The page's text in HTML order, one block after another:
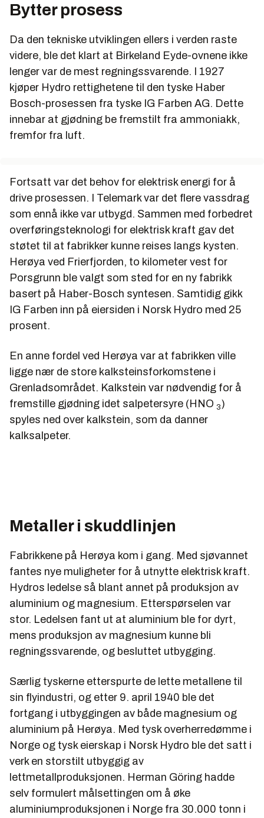
Bytter prosess
Da den tekniske utviklingen ellers i verden raste
videre, ble det klart at Birkeland Eyde-ovnene ikke
lenger var de mest regningssvarende. I 1927
kjøper Hydro rettighetene til den tyske Haber
Bosch-prosessen fra tyske IG Farben AG. Dette
innebar at gjødning be fremstilt fra ammoniakk,
fremfor fra luft.
Fortsatt var det behov for elektrisk energi for å
drive prosessen. I Telemark var det flere vassdrag
som ennå ikke var utbygd. Sammen med forbedret
overføringsteknologi for elektrisk kraft gav det
støtet til at fabrikker kunne reises langs kysten.
Herøya ved Frierfjorden, to kilometer vest for
Porsgrunn ble valgt som sted for en ny fabrikk
basert på Haber-Bosch syntesen. Samtidig gikk
IG Farben inn på eiersiden i Norsk Hydro med 25
prosent.
En anne fordel ved Herøya var at fabrikken ville
ligge nær de store kalksteinsforkomstene i
Grenladsområdet. Kalkstein var nødvendig for å
fremstille gjødning idet salpetersyre (HNO 3)
spyles ned over kalkstein, som da danner
kalksalpeter.
Metaller i skuddlinjen
Fabrikkene på Herøya kom i gang. Med sjøvannet
fantes nye muligheter for å utnytte elektrisk kraft.
Hydros ledelse så blant annet på produksjon av
aluminium og magnesium. Etterspørselen var
stor. Ledelsen fant ut at aluminium ble for dyrt,
mens produksjon av magnesium kunne bli
regningssvarende, og besluttet utbygging.
Særlig tyskerne etterspurte de lette metallene til
sin flyindustri, og etter 9. april 1940 ble det
fortgang i utbyggingen av både magnesium og
aluminium på Herøya. Med tysk overherredømme i
Norge og tysk eierskap i Norsk Hydro ble det satt i
verk en storstilt utbyggig av
lettmetallproduksjonen. Herman Göring hadde
selv formulert målsettingen om å øke
aluminiumproduksjonen i Norge fra 30.000 tonn i